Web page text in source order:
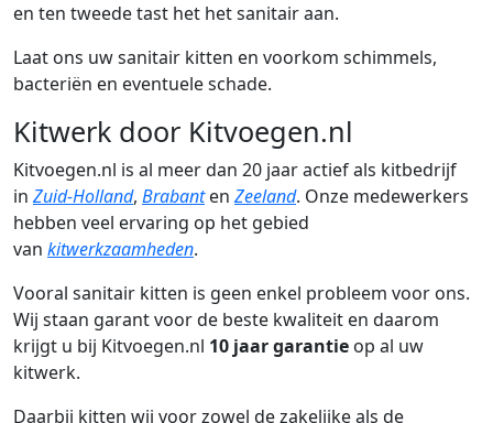
en ten tweede tast het het sanitair aan.
Laat ons uw sanitair kitten en voorkom schimmels,
bacteriën en eventuele schade.
Kitwerk door Kitvoegen.nl
Kitvoegen.nl is al meer dan 20 jaar actief als kitbedrijf
in Zuid-Holland, Brabanten Zeeland. Onze medewerkers
hebben veel ervaring op het gebied
van kitwerkzaamheden.
Vooral sanitair kitten is geen enkel probleem voor ons.
Wij staan garant voor de beste kwaliteit en daarom
krijgt u bij Kitvoegen.nl 10 jaar garantie op al uw
kitwerk.
Daarbij kitten wij voor zowel de zakelijke als de